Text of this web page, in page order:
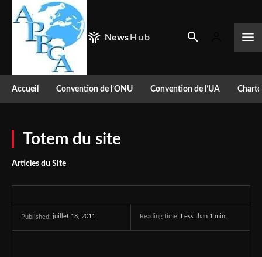
News Hub
Accueil Convention de l’ONU Convention de l’UA
Totem du site
Articles du Site
Published: juillet 18, 2011 Reading time: Less than 1 min.